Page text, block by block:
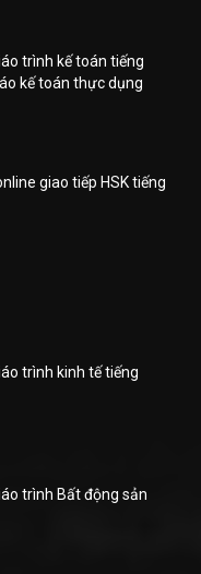
trình kế toán tiếng
kế toán thực dụng
giao tiếp HSK tiếng
trình kinh tế tiếng
trình Bất động sản